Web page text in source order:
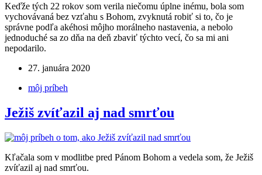
Keďže tých 22 rokov som verila niečomu úplne inému, bola som
vychovávaná bez vzťahu s Bohom, zvyknutá robiť si to, čo je
správne podľa akéhosi môjho morálneho nastavenia, a nebolo
jednoduché sa zo dňa na deň zbaviť týchto vecí, čo sa mi ani
nepodarilo.
27. januára 2020
môj príbeh
Ježiš zvíťazil aj nad smrťou
Kľačala som v modlitbe pred Pánom Bohom a vedela som, že Ježiš
zvíťazil aj nad smrťou.